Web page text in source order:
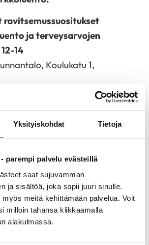
Yksityiskohdat Tietoja
parempi palvelu evästeillä
saat sujuvamman
ja sisältöä, joka sopii juuri sinulle.
meitä kehittämään palvelua. Voit
milloin tahansa klikkaamalla
alakulmassa.
ravitsemussuositukset
ja terveysarvojen
14
Koulukatu 1,
Apaja klo 10–12
45, Kuopio.
klo 18
osoitteessa
verkkoluennot
yliopiston apteekki klo